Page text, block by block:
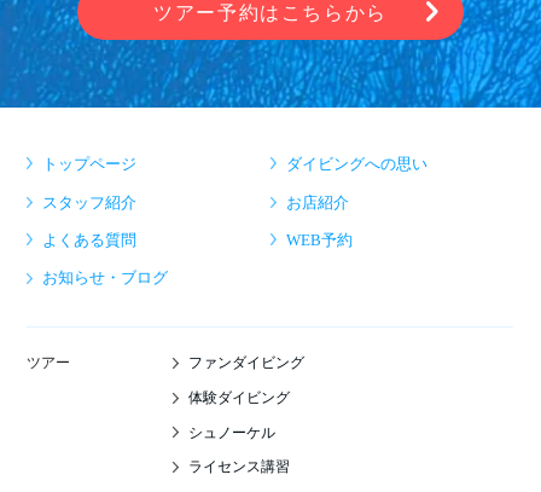
ツアー予約はこちらから
トップページ ダイビングへの思い
スタッフ紹介 お店紹介
よくある質問 WEB予約
お知らせ・ブログ
ツアー ファンダイビング
体験ダイビング
シュノーケル
ライセンス講習